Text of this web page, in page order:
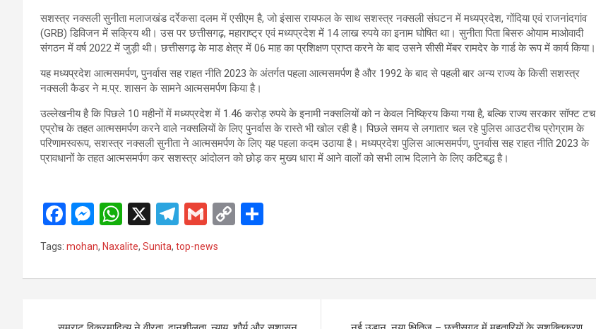
सशस्त्र नक्सली सुनीता मलाजखंड दर्रेकसा दलम में एसीएम है, जो इंसास रायफल के साथ सशस्त्र नक्सली संघटन में मध्यप्रदेश, गोंदिया एवं राजनांदगांव
(GRB) डिविजन में सक्रिय थी। उस पर छत्तीसगढ़, महाराष्ट्र एवं मध्यप्रदेश में 14 लाख रुपये का इनाम घोषित था। सुनीता पिता बिसरु ओयाम माओवादी
संगठन में वर्ष 2022 में जुड़ी थी। छत्तीसगढ़ के माड क्षेत्र में 06 माह का प्रशिक्षण प्राप्त करने के बाद उसने सीसी मेंबर रामदेर के गार्ड के रूप में कार्य किया।
यह मध्यप्रदेश आत्मसमर्पण, पुनर्वास सह राहत नीति 2023 के अंतर्गत पहला आत्मसमर्पण है और 1992 के बाद से पहली बार अन्य राज्य के किसी सशस्त्र
नक्सली कैडर ने म.प्र. शासन के सामने आत्मसमर्पण किया है।
उल्लेखनीय है कि पिछले 10 महीनों में मध्यप्रदेश में 1.46 करोड़ रुपये के इनामी नक्सलियों को न केवल निष्क्रिय किया गया है, बल्कि राज्य सरकार सॉफ्ट टच
एप्रोच के तहत आत्मसमर्पण करने वाले नक्सलियों के लिए पुनर्वास के रास्ते भी खोल रही है। पिछले समय से लगातार चल रहे पुलिस आउटरीच प्रोग्राम के
परिणामस्वरूप, सशस्त्र नक्सली सुनीता ने आत्मसमर्पण के लिए यह पहला कदम उठाया है। मध्यप्रदेश पुलिस आत्मसमर्पण, पुनर्वास सह राहत नीति 2023 के
प्रावधानों के तहत आत्मसमर्पण कर सशस्त्र आंदोलन को छोड़ कर मुख्य धारा में आने वालों को सभी लाभ दिलाने के लिए कटिबद्ध है।
F
ce
b
M
es
se
n
W
h
at
s
X
T
e
gr
G
ail
C
Li e
Tags: mohan, Naxalite, Sunita, top-news